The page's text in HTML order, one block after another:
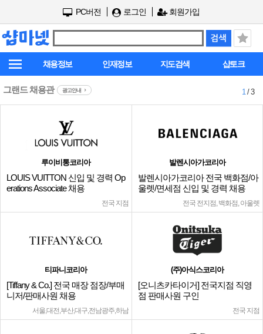
PC버전 로그인 회원가입
채용정보 인재정보 지도검색 샵토크
그랜드 채용관 광고안내 1/ 3
루이비통코리아
LOUIS VUITTON 신입 및 경력 Op
erations Associate 채용
전국 지점
발렌시아가코리아
발렌시아가코리아 전국 백화점/아
울렛/면세점 신입 및 경력 채용
전국 전지점, 백화점, 아울렛
티파니코리아
[Tiffany & Co.] 전국 매장 점장/부매
니저/판매사원 채용
서울,대전,부산,대구,전남광주,하남
(주)아식스코리아
[오니츠카타이거] 전국지점 직영
점 판매사원 구인
전국 지점